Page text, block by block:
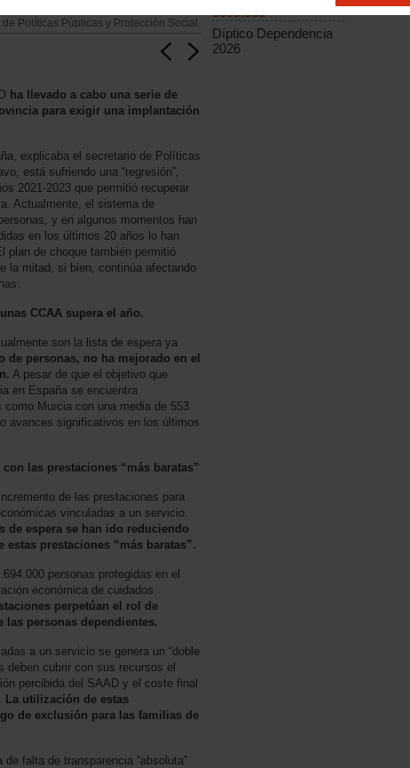
de CCOO, Juan Sepúlveda;
Políticas Públicas y Protección Social.
ha llevado a cabo una serie de
para exigir una implantación
explicaba el secretario de Políticas
está sufriendo una “regresión”,
2021-2023 que permitió recuperar
Actualmente, el sistema de
y en algunos momentos han
en los últimos 20 años lo han
plan de choque también permitió
la mitad, si bien, continúa afectando
CCAA supera el año.
son la lista de espera ya
de personas, no ha mejorado en el
A pesar de que el objetivo que
en España se encuentra
Murcia con una media de 553
avances significativos en los últimos
las prestaciones “más baratas”
de las prestaciones para
vinculadas a un servicio.
de espera se han ido reduciendo
prestaciones “más baratas”.
personas protegidas en el
económica de cuidados
perpetúan el rol de
las personas dependientes.
a un servicio se genera un “doble
deben cubrir con sus recursos el
percibida del SAAD y el coste final
La utilización de estas
de exclusión para las familias de
falta de transparencia “absoluta”
asociada
Díptico Dependencia
2026